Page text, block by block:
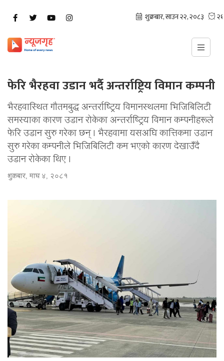
फेरि भैरहवा उडान भर्दै अन्तर्राष्ट्रिय विमान कम्पनी
भैरहवास्थित गौतमबुद्ध अन्तर्राष्ट्रिय विमानस्थलमा भिजिबिलिटी
समस्याका कारण उडान रोकेका अन्तर्राष्ट्रिय विमान कम्पनीहरूले
फेरि उडान सुरु गरेका छन् । भैरहवामा यसअघि कात्तिकमा उडान
सुरु गरेका कम्पनीले भिजिबिलिटी कम भएको कारण देखाउँदै
उडान रोकेका थिए ।
शुक्रबार, माघ ४, २०८१